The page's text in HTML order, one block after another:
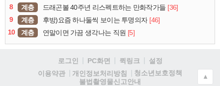
8
계층 드래곤볼 40주년 리스펙트하는 만화작가들 [36]
9
계층 후방)요즘 하나둘씩 보이는 투명의자 [46]
10
계층 연말이면 가끔 생각나는 직원 [5]
로그인 PC화면 퀵링크
설정
이용약관
개인정보처리방침
청소년보호정책
불법촬영물신고안내
▲